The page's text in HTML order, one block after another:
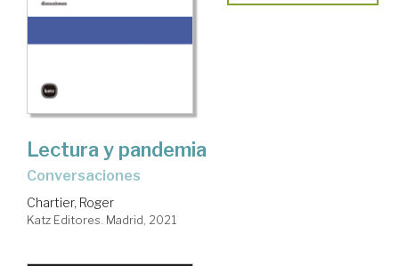
Lectura y pandemia
Conversaciones
Chartier, Roger
Katz Editores. Madrid, 2021